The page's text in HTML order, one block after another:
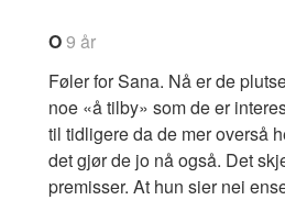
O9 år
Føler for Sana. Nå er de
noe «å tilby» som de er
til tidligere da de mer overså
det gjør de jo nå også. Det
premisser. At hun sier nei